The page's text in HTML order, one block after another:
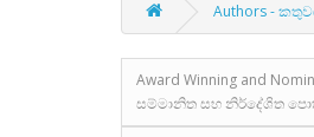
Authors -
Award Winning and
සම්මානිත සහ නිර්දේශිත